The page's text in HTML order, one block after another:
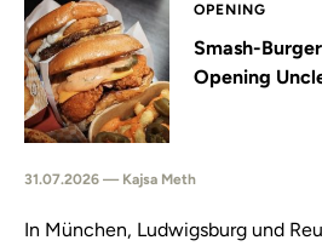
OPENING
Smash-
Opening
31.07.2026 — Kajsa Meth
In München, Ludwigsburg und